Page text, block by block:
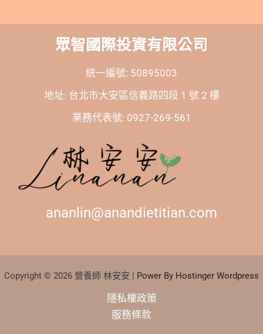
眾智國際投資有限公司
統一編號: 50895003
地址: 台北市大安區信義路四段 1 號 2 樓
業務代表號: 0927-269-561
ananlin@anandietitian.com
Copyright © 2026 營養師 林安安 | Power By Hostinger Wordpress
隱私權政策
服務條款